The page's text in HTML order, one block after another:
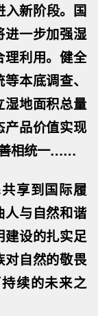
入新阶段。国
进一步加强湿
理利用。健全
本底调查、
湿地面积总量
产品价值实现
善相统一……
享到国际履
人与自然和谐
建设的扎实足
对自然的敬畏
续的未来之